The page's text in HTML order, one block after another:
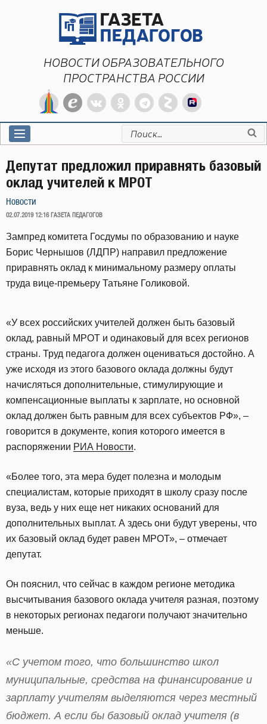
НОВОСТИ ОБРАЗОВАТЕЛЬНОГО
ПРОСТРАНСТВА РОССИИ
Искать:
Депутат предложил приравнять базовый
оклад учителей к МРОТ
Новости
ОПУБЛИКОВАНО
02.07.2019 12:16 ГАЗЕТА ПЕДАГОГОВ
Зампред комитета Госдумы по образованию и науке
Борис Чернышов (ЛДПР) направил предложение
приравнять оклад к минимальному размеру оплаты
труда вице-премьеру Татьяне Голиковой.
«У всех российских учителей должен быть базовый
оклад, равный МРОТ и одинаковый для всех регионов
страны. Труд педагога должен оцениваться достойно. А
уже исходя из этого базового оклада должны будут
начисляться дополнительные, стимулирующие и
компенсационные выплаты к зарплате, но основной
оклад должен быть равным для всех субъектов РФ», –
говорится в документе, копия которого имеется в
распоряжении РИА Новости.
«Более того, эта мера будет полезна и молодым
специалистам, которые приходят в школу сразу после
вуза, ведь у них еще нет никаких оснований для
дополнительных выплат. А здесь они будут уверены, что
их базовый оклад будет равен МРОТ», – отмечает
депутат.
Он пояснил, что сейчас в каждом регионе методика
высчитывания базового оклада учителя разная, поэтому
в некоторых регионах педагоги получают значительно
меньше.
«С учетом того, что большинство школ
муниципальные, средства на финансирование и
зарплату учителям выделяются через местный
бюджет. А если бы базовый оклад учителя (в